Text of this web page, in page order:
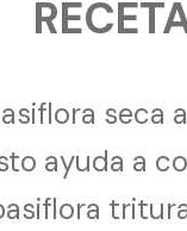
seca
ayuda a